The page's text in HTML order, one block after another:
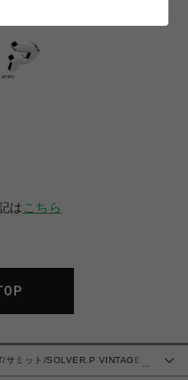
は こちら
…
サミット/SOLVER.P VINTAGE